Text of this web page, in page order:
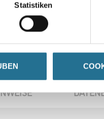
Statistiken